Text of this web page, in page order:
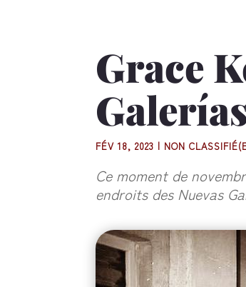
Grace
FÉV 18, 2023 | NON
Ce moment de
endroits des Nuevas